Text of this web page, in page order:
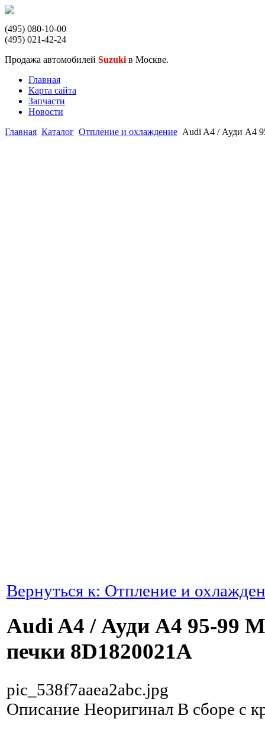
(495) 080-10-00
(495) 021-42-24
Продажа автомобилей Suzuki в Москве.
Главная
Карта сайта
Запчасти
Новости
Главная Каталог Отпление и охлаждение Audi A4 / Ауди А4
Вернуться к: Отпление и
Audi A4 / Ауди А4 95-99
печки 8D1820021A
pic_538f7aaea2abc.jpg
Описание Неоригинал В сборе с